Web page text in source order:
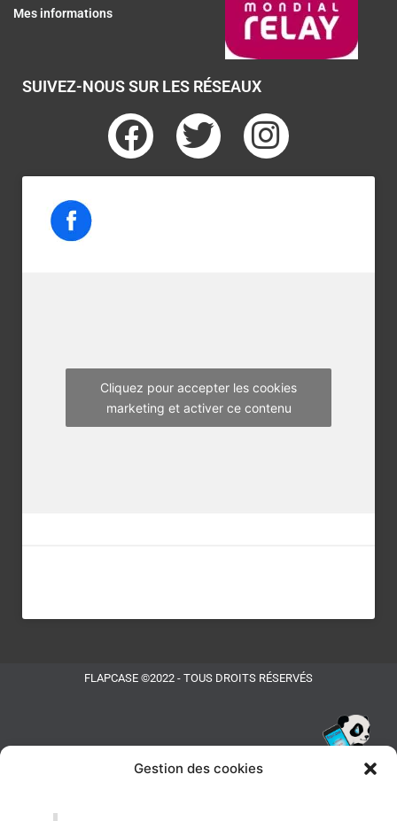
Gestion des cookies
Mes informations
SUIVEZ-NOUS SUR LES RÉSEAUX
F
a
T
w
I
n
m
Cliquez pour accepter les cookies
marketing et activer ce contenu
FLAPCASE ©2022 - TOUS DROITS RÉSERVÉS